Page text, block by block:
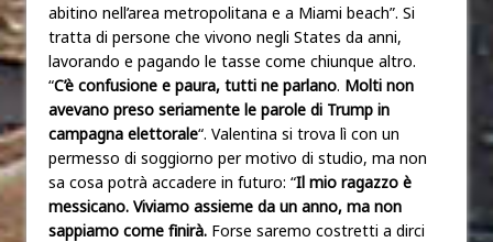
abitino nell’area metropolitana e a Miami beach”. Si
tratta di persone che vivono negli States da anni,
lavorando e pagando le tasse come chiunque altro.
“C’è confusione e paura, tutti ne parlano. Molti non
avevano preso seriamente le parole di Trump in
campagna elettorale“. Valentina si trova lì con un
permesso di soggiorno per motivo di studio, ma non
sa cosa potrà accadere in futuro: “Il mio ragazzo è
messicano. Viviamo assieme da un anno, ma non
sappiamo come finirà. Forse saremo costretti a dirci